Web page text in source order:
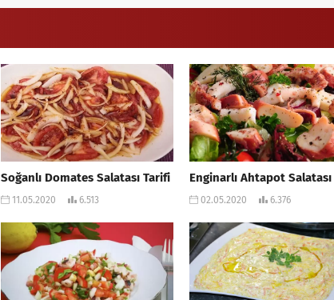
Soğanlı Domates Salatası Tarifi
11.05.2020 6.513
Enginarlı Ahtapot
02.05.2020 6.376